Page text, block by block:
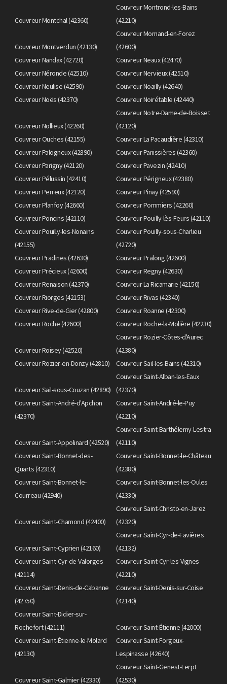
Couvreur Montchal (42360)
Couvreur Montrond-les-Bains
(42210)
Couvreur Montverdun (42130)
Couvreur Mornand-en-Forez
(42600)
Couvreur Nandax (42720)
Couvreur Neaux (42470)
Couvreur Néronde (42510)
Couvreur Nervieux (42510)
Couvreur Neulise (42590)
Couvreur Noailly (42640)
Couvreur Noës (42370)
Couvreur Noirétable (42440)
Couvreur Nollieux (42260)
Couvreur Notre-Dame-de-Boisset
(42120)
Couvreur Ouches (42155)
Couvreur La Pacaudière (42310)
Couvreur Palogneux (42890)
Couvreur Panissières (42360)
Couvreur Parigny (42120)
Couvreur Pavezin (42410)
Couvreur Pélussin (42410)
Couvreur Périgneux (42380)
Couvreur Perreux (42120)
Couvreur Pinay (42590)
Couvreur Planfoy (42660)
Couvreur Pommiers (42260)
Couvreur Poncins (42110)
Couvreur Pouilly-lès-Feurs (42110)
Couvreur Pouilly-les-Nonains
(42155)
Couvreur Pouilly-sous-Charlieu
(42720)
Couvreur Pradines (42630)
Couvreur Pralong (42600)
Couvreur Précieux (42600)
Couvreur Regny (42630)
Couvreur Renaison (42370)
Couvreur La Ricamarie (42150)
Couvreur Riorges (42153)
Couvreur Rivas (42340)
Couvreur Rive-de-Gier (42800)
Couvreur Roanne (42300)
Couvreur Roche (42600)
Couvreur Roche-la-Molière (42230)
Couvreur Roisey (42520)
Couvreur Rozier-Côtes-d'Aurec
(42380)
Couvreur Rozier-en-Donzy (42810)
Couvreur Sail-les-Bains (42310)
Couvreur Sail-sous-Couzan (42890)
Couvreur Saint-Alban-les-Eaux
(42370)
Couvreur Saint-André-d'Apchon
(42370)
Couvreur Saint-André-le-Puy
(42210)
Couvreur Saint-Appolinard (42520)
Couvreur Saint-Barthélemy-Lestra
(42110)
Couvreur Saint-Bonnet-des-
Quarts (42310)
Couvreur Saint-Bonnet-le-Château
(42380)
Couvreur Saint-Bonnet-le-
Courreau (42940)
Couvreur Saint-Bonnet-les-Oules
(42330)
Couvreur Saint-Chamond (42400)
Couvreur Saint-Christo-en-Jarez
(42320)
Couvreur Saint-Cyprien (42160)
Couvreur Saint-Cyr-de-Favières
(42132)
Couvreur Saint-Cyr-de-Valorges
(42114)
Couvreur Saint-Cyr-les-Vignes
(42210)
Couvreur Saint-Denis-de-Cabanne
(42750)
Couvreur Saint-Denis-sur-Coise
(42140)
Couvreur Saint-Didier-sur-
Rochefort (42111)
Couvreur Saint-Étienne (42000)
Couvreur Saint-Étienne-le-Molard
(42130)
Couvreur Saint-Forgeux-
Lespinasse (42640)
Couvreur Saint-Galmier (42330)
Couvreur Saint-Genest-Lerpt
(42530)